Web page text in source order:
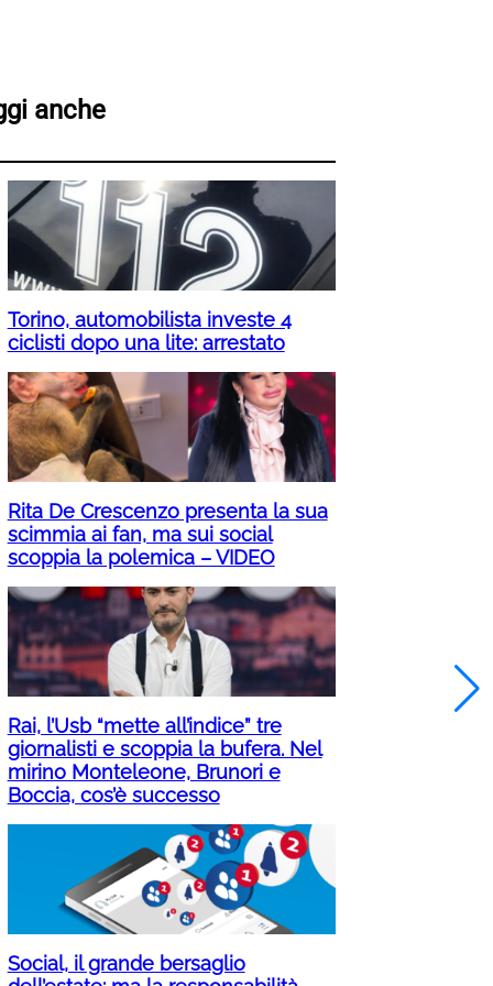
anche
Torino, automobilista investe 4
ciclisti dopo una lite: arrestato
Rita De Crescenzo presenta la sua
scimmia ai fan, ma sui social
scoppia la polemica – VIDEO
Rai, l’Usb “mette all’indice” tre
giornalisti e scoppia la bufera. Nel
mirino Monteleone, Brunori e
Boccia, cos’è successo
Social, il grande bersaglio